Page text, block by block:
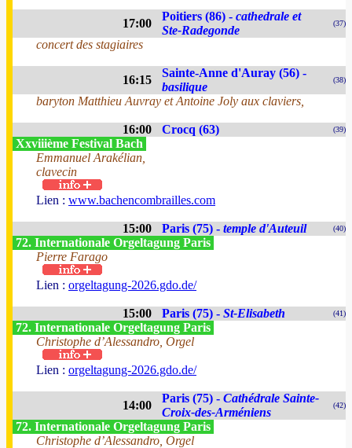
17:00
Poitiers (86) - cathedrale et
Ste-Radegonde
(37)
concert des stagiaires
16:15
Sainte-Anne d'Auray (56) -
basilique
(38)
baryton Matthieu Auvray et Antoine Joly aux claviers,
16:00 Crocq (63) (39)
Xxviiième Festival Bach
Emmanuel Arakélian,
clavecin
Lien : www.bachencombrailles.com
15:00 Paris (75) - temple d'Auteuil (40)
72. Internationale Orgeltagung Paris
Pierre Farago
Lien : orgeltagung-2026.gdo.de/
15:00 Paris (75) - St-Elisabeth (41)
72. Internationale Orgeltagung Paris
Christophe d’Alessandro, Orgel
Lien : orgeltagung-2026.gdo.de/
14:00
Paris (75) - Cathédrale Sainte-
Croix-des-Arméniens
(42)
72. Internationale Orgeltagung Paris
Christophe d’Alessandro, Orgel